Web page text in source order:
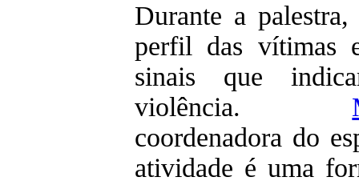
Durante a
perfil das vítimas
sinais que
violência.
coordenadora do
atividade é uma